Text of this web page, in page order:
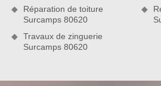
Réparation de toiture
Surcamps 80620
Travaux de zinguerie
Surcamps 80620